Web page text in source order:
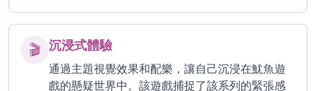
🎬 沉浸式體驗
通過主題視覺效果和配樂，讓自己沉浸在魷魚遊
戲的懸疑世界中。該遊戲捕捉了該系列的緊張感